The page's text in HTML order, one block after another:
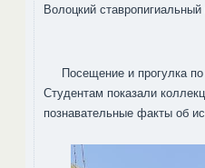
Волоцкий
Посещение и прогулка
Студентам показали
познавательные факты об